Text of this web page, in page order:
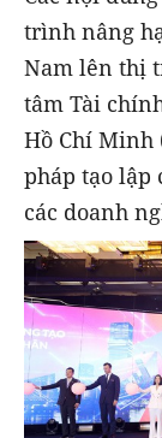
trình nâng
Nam lên thị
tâm Tài
Hồ Chí Minh
pháp tạo lập
các doanh